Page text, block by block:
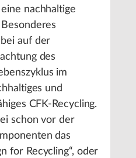
nachhaltige
auf der
des
im
und
CFK-Recycling.
schon vor der
das
for Recycling“, oder